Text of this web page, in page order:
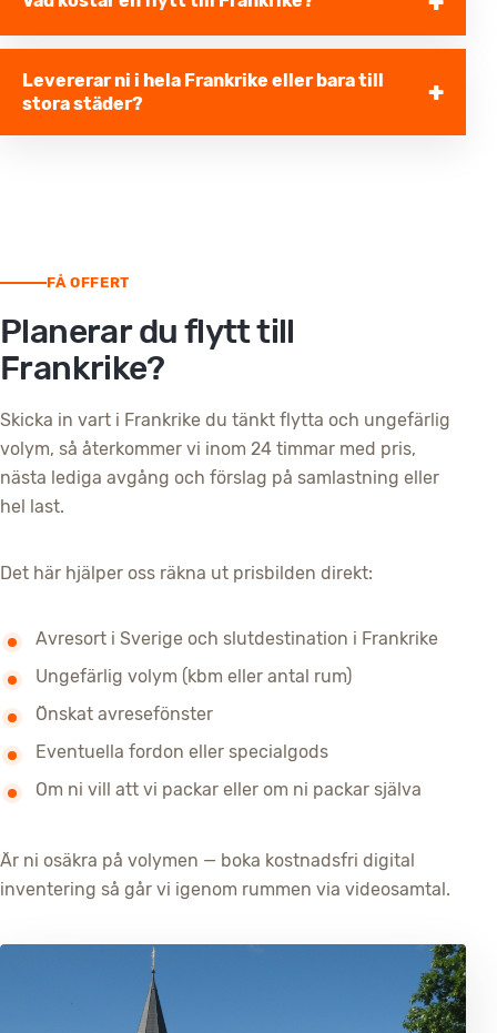
Levererar ni i hela Frankrike eller bara till
stora städer?
FÅ OFFERT
Planerar du flytt till
Frankrike?
Skicka in vart i Frankrike du tänkt flytta och ungefärlig
volym, så återkommer vi inom 24 timmar med pris,
nästa lediga avgång och förslag på samlastning eller
hel last.
Det här hjälper oss räkna ut prisbilden direkt:
Avresort i Sverige och slutdestination i Frankrike
Ungefärlig volym (kbm eller antal rum)
Önskat avresefönster
Eventuella fordon eller specialgods
Om ni vill att vi packar eller om ni packar själva
Är ni osäkra på volymen — boka kostnadsfri digital
inventering så går vi igenom rummen via videosamtal.